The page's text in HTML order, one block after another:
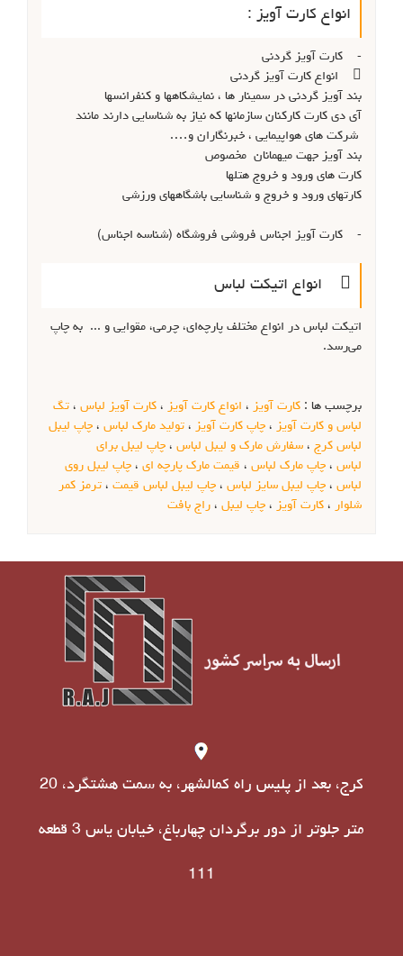
انواع کارت آویز :
- کارت آویز گردنی
 انواع کارت آویز گردنی
بند آویز گردنی در سمینار ها ، نمایشکاهها و کنفرانسها
آی دی کارت کارکنان سازمانها که نیاز به شناسایی دارند مانند
شرکت های هواپیمایی ، خبرنگاران و….
بند آویز جهت میهمانان مخصوص
کارت های ورود و خروج هتلها
کارتهای ورود و خروج و شناسایی باشگاههای ورزشی
- کارت آویز اجناس فروشی فروشگاه (شناسه اجناس)
 انواع اتیکت لباس
اتیکت لباس در انواع مختلف پارچه‌ای، چرمی، مقوایی و ... به چاپ
می‌رسد.
برچسب ها : کارت آویز ، انواع کارت آویز ، کارت آویز لباس ، تگ
لباس و کارت آویز ، چاپ کارت آویز ، تولید مارک لباس ، چاپ لیبل
لباس کرج ، سفارش مارک و لیبل لباس ، چاپ لیبل برای
لباس ، چاپ مارک لباس ، قیمت مارک پارچه ای ، چاپ لیبل روی
لباس ، چاپ لیبل سایز لباس ، چاپ لیبل لباس قیمت ، ترمز کمر
شلوار ، کارت آویز ، چاپ لیبل ، راج بافت
کرج، بعد از پلیس راه کمالشهر، به سمت هشتگرد، 20
متر جلوتر از دور برگردان چهارباغ، خیابان یاس 3 قطعه
111